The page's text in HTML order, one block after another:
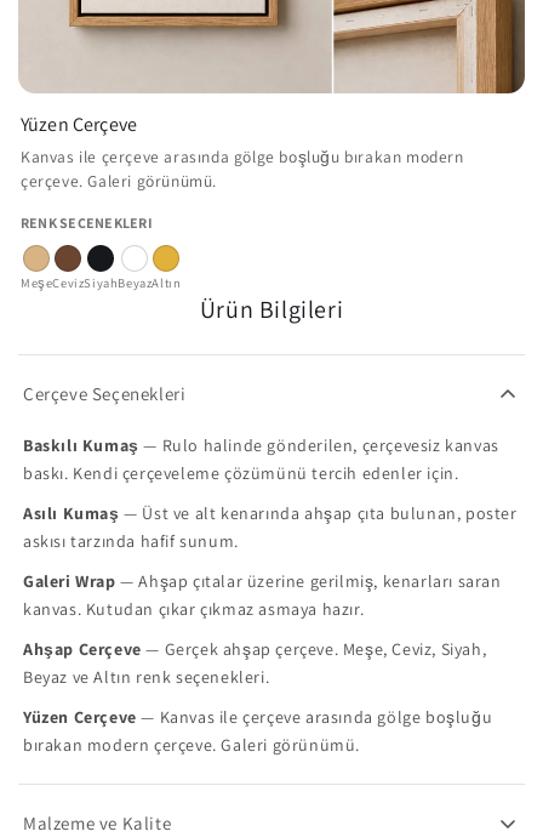
Yüzen Çerçeve
Kanvas ile çerçeve arasında gölge boşluğu bırakan modern
çerçeve. Galeri görünümü.
RENK SEÇENEKLERI
MeşeCevizSiyahBeyazAltın
Ürün Bilgileri
Çerçeve Seçenekleri
Baskılı Kumaş — Rulo halinde gönderilen, çerçevesiz kanvas
baskı. Kendi çerçeveleme çözümünü tercih edenler için.
Asılı Kumaş — Üst ve alt kenarında ahşap çıta bulunan, poster
askısı tarzında hafif sunum.
Galeri Wrap — Ahşap çıtalar üzerine gerilmiş, kenarları saran
kanvas. Kutudan çıkar çıkmaz asmaya hazır.
Ahşap Çerçeve — Gerçek ahşap çerçeve. Meşe, Ceviz, Siyah,
Beyaz ve Altın renk seçenekleri.
Yüzen Çerçeve — Kanvas ile çerçeve arasında gölge boşluğu
bırakan modern çerçeve. Galeri görünümü.
Malzeme ve Kalite